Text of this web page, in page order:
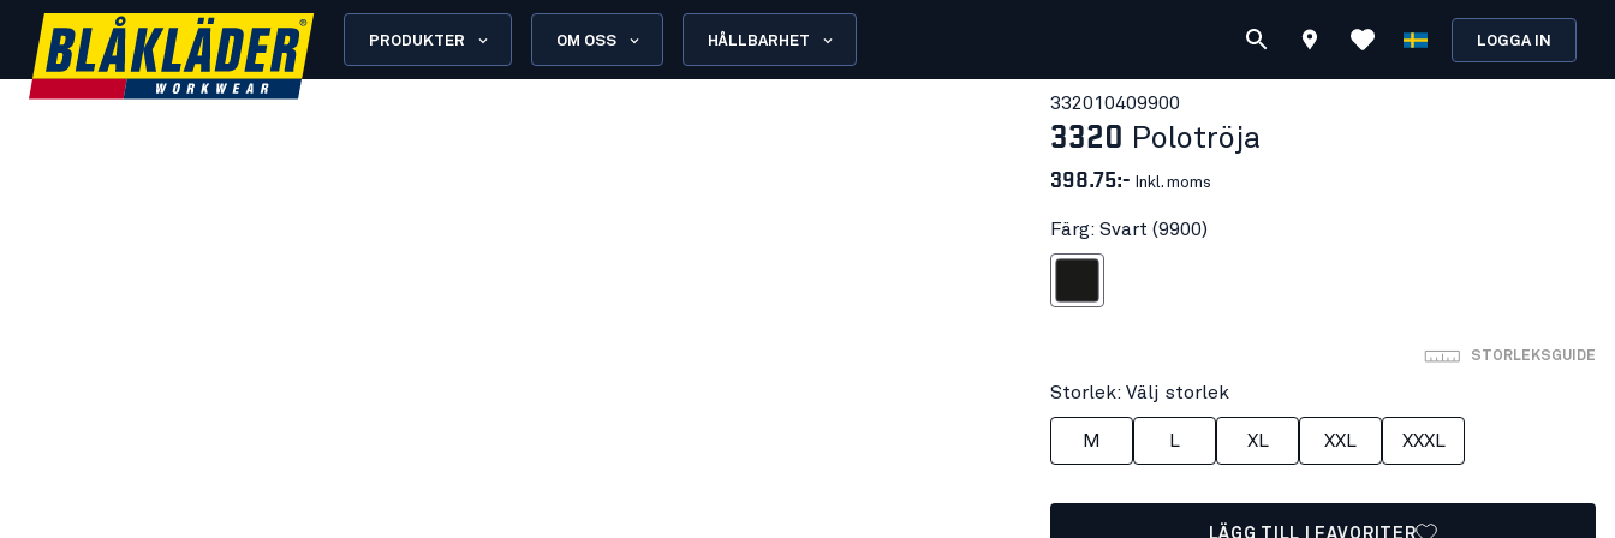
PRODUKTER OM OSS HÅLLBARHET LOGGA IN
332010409900
3320 Polotröja
398.75:- Inkl. moms
Färg: Svart (9900)
STORLEKSGUIDE
Storlek: Välj storlek
M L XL XXL XXXL
LÄGG TILL I FAVORITER